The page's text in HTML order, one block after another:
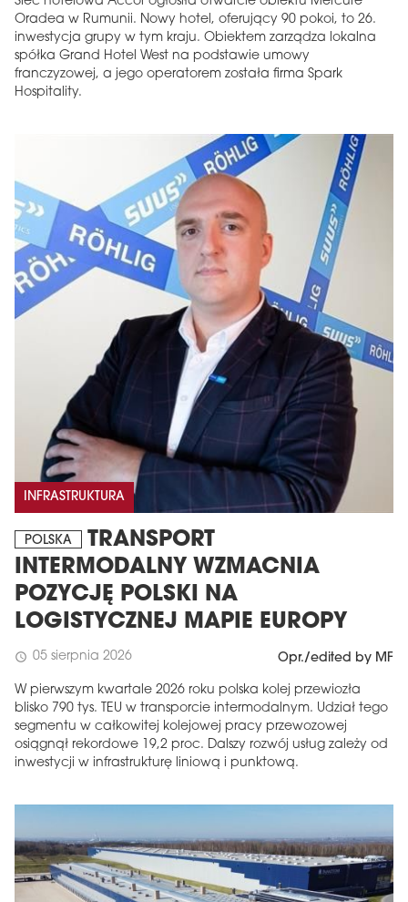
Oradea w Rumunii. Nowy hotel, oferujący 90 pokoi, to 26.
inwestycja grupy w tym kraju. Obiektem zarządza lokalna
spółka Grand Hotel West na podstawie umowy
franczyzowej, a jego operatorem została firma Spark
Hospitality.
INFRASTRUKTURA
POLSKA
TRANSPORT
INTERMODALNY WZMACNIA
POZYCJĘ POLSKI NA
LOGISTYCZNEJ MAPIE EUROPY
schedule 05 sierpnia 2026 Opr./edited by MF
W pierwszym kwartale 2026 roku polska kolej przewiozła
blisko 790 tys. TEU w transporcie intermodalnym. Udział tego
segmentu w całkowitej kolejowej pracy przewozowej
osiągnął rekordowe 19,2 proc. Dalszy rozwój usług zależy od
inwestycji w infrastrukturę liniową i punktową.